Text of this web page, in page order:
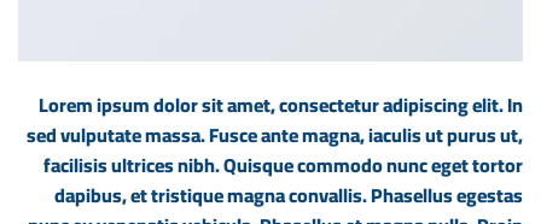
Lorem ipsum dolor sit amet, consectetur adipiscing elit. In
sed vulputate massa. Fusce ante magna, iaculis ut purus ut,
facilisis ultrices nibh. Quisque commodo nunc eget tortor
dapibus, et tristique magna convallis. Phasellus egestas